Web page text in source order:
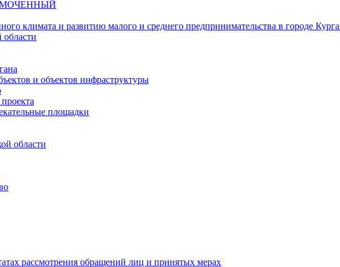
климата и развитию малого и среднего предпринимательства в городе
области
и объектов инфраструктуры
площадки
области
рассмотрения обращений лиц и принятых мерах